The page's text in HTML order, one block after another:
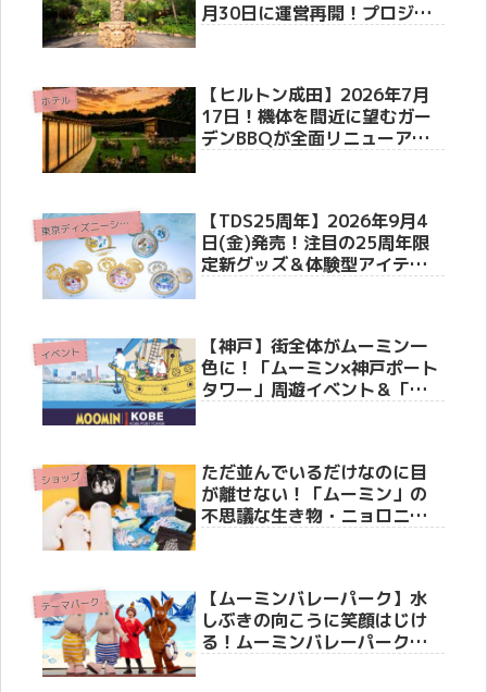
月30日に運営再開！プロジェ
ホテル
【ヒルトン成田】2026年7月
17日！機体を間近に望むガー
デンBBQが全面リニューア
東
京ディズニーシー(R)
【TDS25周年】2026年9月4
日(金)発売！注目の25周年限
定新グッズ＆体験型アイテム3
イベント
【神戸】街全体がムーミン一
色に！「ムーミン×神戸ポート
タワー」周遊イベント＆「ト
ショップ
ただ並んでいるだけなのに目
が離せない！「ムーミン」の
不思議な生き物・ニョロニョ
テーマパーク
【ムーミンバレーパーク】水
しぶきの向こうに笑顔はじけ
る！ムーミンバレーパーク史